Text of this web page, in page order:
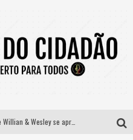
Paraná e Willian & Wesley se apresentam no Carretão Trevo Contagem nesta sexta-feira